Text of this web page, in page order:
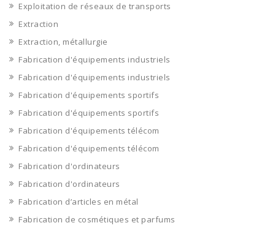
Exploitation de réseaux de transports
Extraction
Extraction, métallurgie
Fabrication d'équipements industriels
Fabrication d'équipements industriels
Fabrication d'équipements sportifs
Fabrication d'équipements sportifs
Fabrication d'équipements télécom
Fabrication d'équipements télécom
Fabrication d'ordinateurs
Fabrication d'ordinateurs
Fabrication d’articles en métal
Fabrication de cosmétiques et parfums